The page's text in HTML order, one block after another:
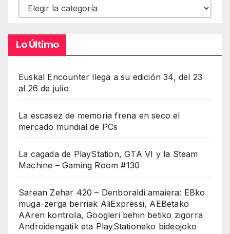
Contenidos
Lo Último
Euskal Encounter llega a su edición 34, del 23
al 26 de julio
La escasez de memoria frena en seco el
mercado mundial de PCs
La cagada de PlayStation, GTA VI y la Steam
Machine – Gaming Room #130
Sarean Zehar 420 – Denboraldi amaiera: EBko
muga-zerga berriak AliExpressi, AEBetako
AAren kontrola, Googleri behin betiko zigorra
Androidengatik eta PlayStationeko bideojoko